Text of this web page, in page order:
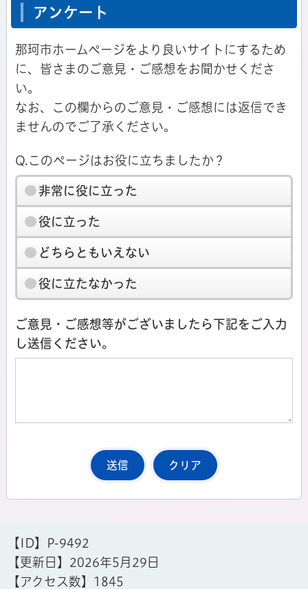
アンケート
那珂市ホームページをより良いサイトにするため
に、皆さまのご意見・ご感想をお聞かせくださ
い。
なお、この欄からのご意見・ご感想には返信でき
ませんのでご了承ください。
Q.このページはお役に立ちましたか？
非常に役に立った
役に立った
どちらともいえない
役に立たなかった
ご意見・ご感想等がございましたら下記をご入力
し送信ください。
【ID】
P-9492
【更新日】 2026年5月29日
【アクセス数】
1845